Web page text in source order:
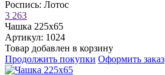
Роспись: Лотос
3 263
Чашка 225х65
Артикул: 1024
Товар добавлен в корзину
Продолжить покупки Оформить заказ